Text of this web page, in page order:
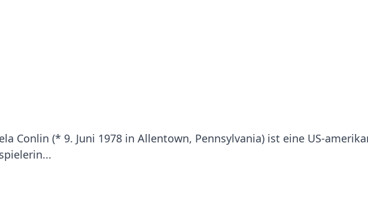
Conlin (* 9. Juni 1978 in Allentown, Pennsylvania) ist eine US-